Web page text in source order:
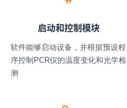
启动和控制模块
软件能够启动设备，并根据预设程
序控制PCR仪的温度变化和光学检
测